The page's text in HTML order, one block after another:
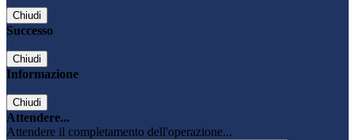
Chiudi
Successo
Chiudi
Informazione
Chiudi
Attendere...
Attendere il completamento dell'operazione...